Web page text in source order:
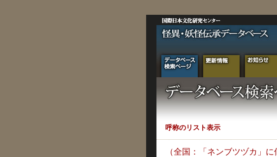
呼称のリスト表示
（全国：「ネンブツヅカ」に